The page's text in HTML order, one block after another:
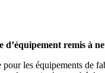
d’équipement remis à
pour les équipements de